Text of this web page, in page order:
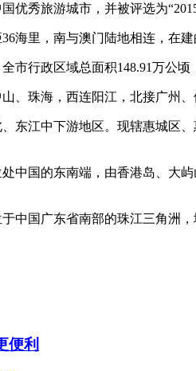
优秀旅游城市，并被评选为
海里，南与澳门陆地相连，在
市行政区域总面积148.91万公
、珠海，西连阳江，北接广州
东江中下游地区。现辖惠城区
中国的东南端，由香港岛、大
中国广东省南部的珠江三角洲
便利